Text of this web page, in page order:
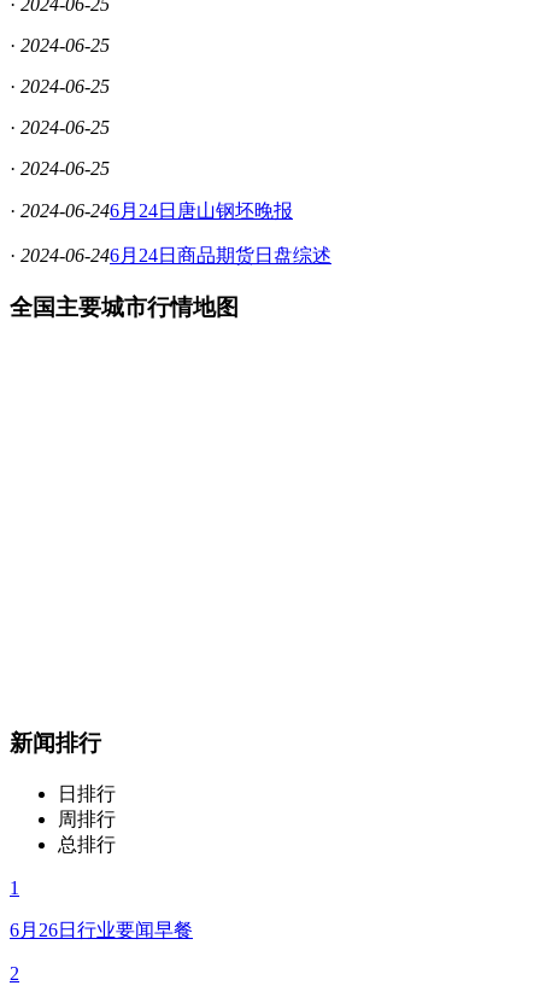
· 2024-06-25
· 2024-06-25
· 2024-06-25
· 2024-06-25
· 2024-06-246月24日唐山钢坯晚报
· 2024-06-246月24日商品期货日盘综述
全国主要城市行情地图
新闻排行
日排行
周排行
总排行
1
6月26日行业要闻早餐
2